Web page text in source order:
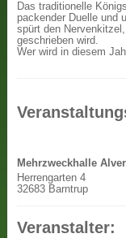
Das traditionelle
packender Duelle und
spürt den
geschrieben wird.
Wer wird in diesem
Mehrzweckhalle
Herrengarten 4
32683 Barntrup
Veranstalter: